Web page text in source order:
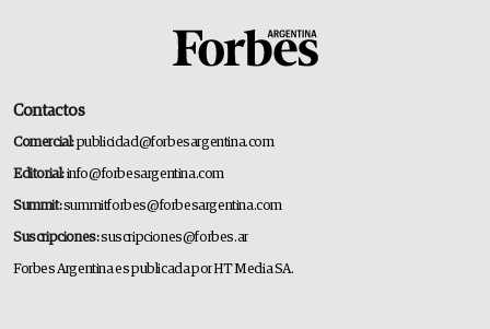
Contactos
Comercial:publicidad@forbesargentina.com
Editorial:info@forbesargentina.com
Summit:summitforbes@forbesargentina.com
Suscripciones:suscripciones@forbes.ar
Forbes Argentina es publicada por HT Media SA.